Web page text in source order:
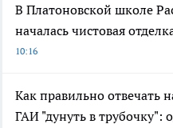
В Платоновской школе
началась чистовая
10:16
Как правильно отвечать
ГАИ "дунуть в трубочку":